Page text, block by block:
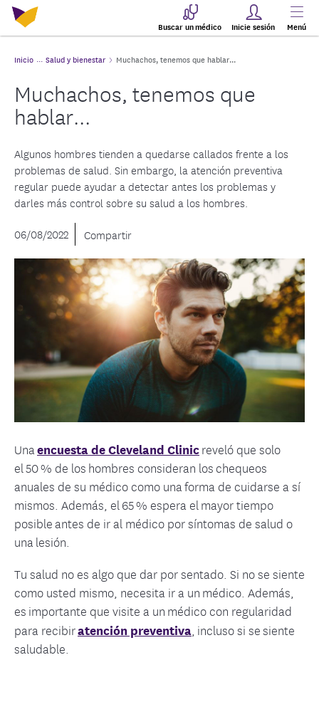
Buscar un médico Inicie sesión Menú
Inicio Salud y bienestar Muchachos, tenemos que hablar...
Muchachos, tenemos que
hablar...
Algunos hombres tienden a quedarse callados frente a los
problemas de salud. Sin embargo, la atención preventiva
regular puede ayudar a detectar antes los problemas y
darles más control sobre su salud a los hombres.
06/08/2022
Compartir
Unaencuesta de Cleveland Clinicreveló que solo
el 50 % de los hombres consideran los chequeos
anuales de su médico como una forma de cuidarse a sí
mismos. Además, el 65 % espera el mayor tiempo
posible antes de ir al médico por síntomas de salud o
una lesión.
Tu salud no es algo que dar por sentado. Si no se siente
como usted mismo, necesita ir a un médico. Además,
es importante que visite a un médico con regularidad
para recibiratención preventiva , incluso si se siente
saludable.